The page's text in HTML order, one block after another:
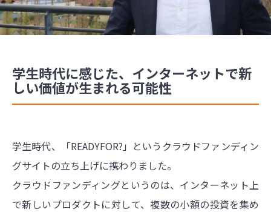
学生時代に感じた、インターネットで新
しい価値が生まれる可能性
学生時代、「READYFOR?」というクラウドファンディン
グサイトの立ち上げに携わりました。
クラウドファンディングというのは、インターネット上
で新しいプロダクトに対して、複数の小額の投資を集め